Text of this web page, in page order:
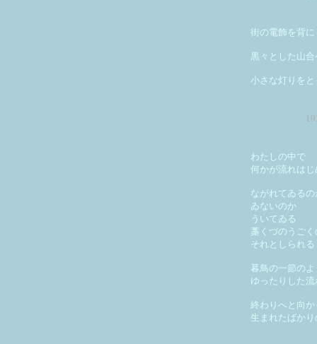
街の電飾を背に
黒々とした山
小さな灯りを
わたしの中で
何かが流れはじ
ながれてゐるの
ゐないのか
ういてゐる
藁くづのうごく
それとしられる
暮鳥の一節のよ
ゆったりした流
終わりへと向
生まれたばかり